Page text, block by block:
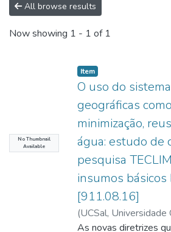
All browse results
Now showing 1 - 1 of 1
No Thumbnail
Available
Item type:
Item,
O uso do
geográficas
minimização,
água: estudo de
pesquisa
insumos básicos
[911.08.16]
(UCSal,
2008)Santos,
As novas diretrizes